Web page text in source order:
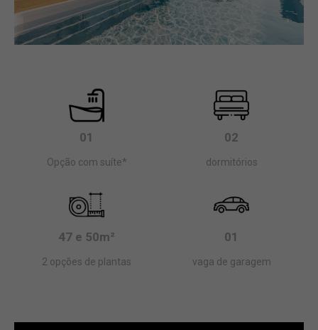
01
Opção com suíte*
02
dormitórios
47 e 50m²
2 opções de plantas
01
vaga de garagem